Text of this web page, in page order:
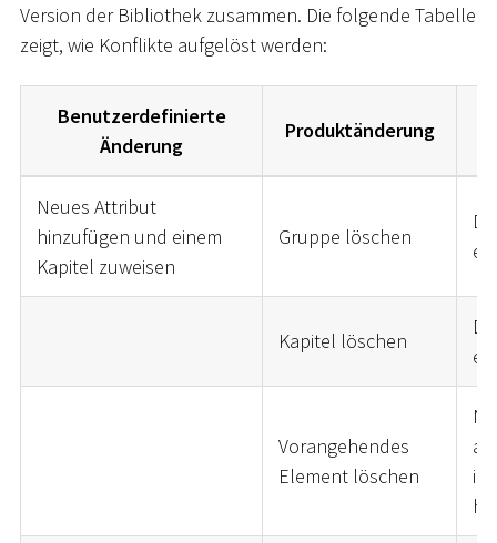
Version der Bibliothek zusammen. Die folgende Tabelle
zeigt, wie Konflikte aufgelöst werden:
Benutzerdefinierte
Änderung
Produktänderung
Neues Attribut
hinzufügen und einem
Kapitel zuweisen
Gruppe löschen
Kapitel löschen
Vorangehendes
Element löschen